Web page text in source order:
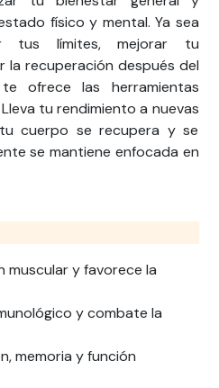
físico y mental. Ya sea
tus límites, mejorar tu
la recuperación después del
ofrece las herramientas
tu rendimiento a nuevas
cuerpo se recupera y se
se mantiene enfocada en
muscular y favorece la
y combate la
memoria y función